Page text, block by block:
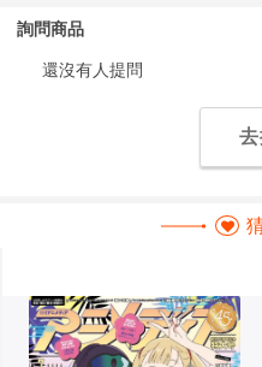
詢問商品
還沒有人提問
去